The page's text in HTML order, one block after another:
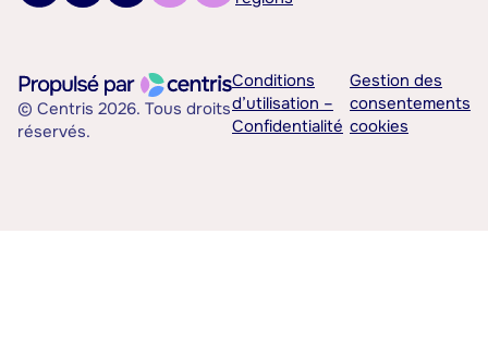
© Centris 2026. Tous droits
réservés.
Conditions
d’utilisation –
Confidentialité
Gestion des
consentements
cookies